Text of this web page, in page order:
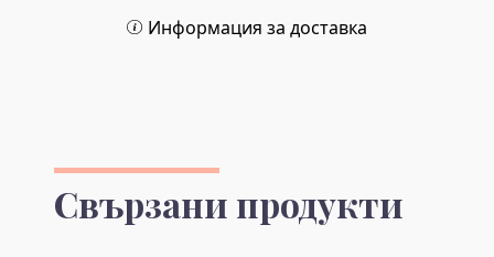
Информация за доставка
Свързани продукти